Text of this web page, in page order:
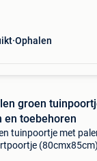
Ophalen
groen
en toebehoren
tuinpoortje met